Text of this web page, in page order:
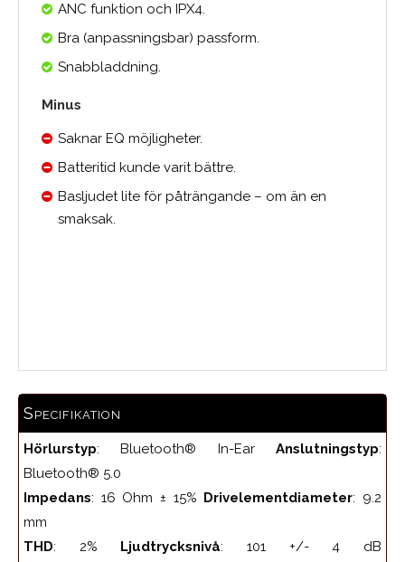
ANC funktion och IPX4.
Bra (anpassningsbar) passform.
Snabbladdning.
Minus
Saknar EQ möjligheter.
Batteritid kunde varit bättre.
Basljudet lite för påträngande – om än en
smaksak.
Specifikation
Hörlurstyp: Bluetooth® In-Ear Anslutningstyp:
Bluetooth® 5.0
Impedans: 16 Ohm ± 15% Drivelementdiameter: 9.2
mm
THD: 2% Ljudtrycksnivå: 101 +/- 4 dB